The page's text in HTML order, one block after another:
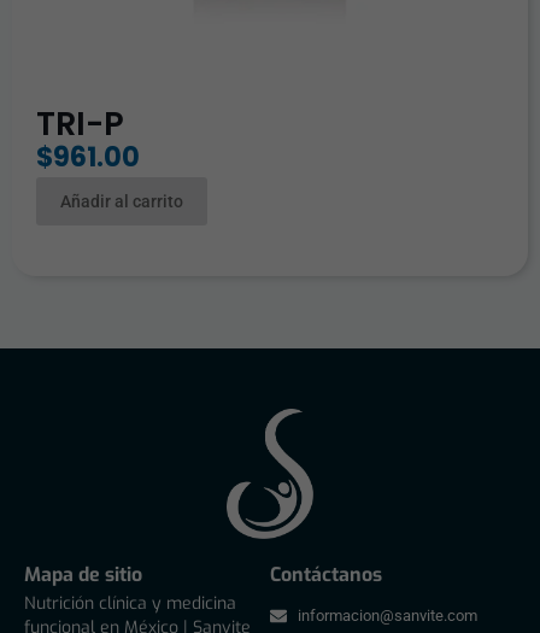
TRI-P
$961.00
Añadir al carrito
Mapa de sitio
Nutrición clínica y medicina
funcional en México | Sanvite
Contáctanos
informacion@sanvite.com